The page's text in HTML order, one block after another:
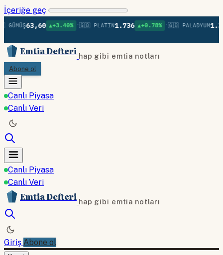
İçeriğe geç
63,60 ▲+3.40% •🇬🇧 PLATIN1.736 ▲+0.78% •🇬🇧 PALADYUM
Emtia Defteri hap gibi emtia notları
Abone ol
Canlı Piyasa
Canlı Veri
Canlı Piyasa
Canlı Veri
Emtia Defteri hap gibi emtia notları
Giriş Abone ol